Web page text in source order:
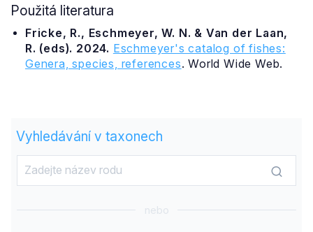
Použitá literatura
Fricke, R., Eschmeyer, W. N. & Van der Laan,
R. (eds). 2024. Eschmeyer's catalog of fishes:
Genera, species, references. World Wide Web.
Vyhledávání v taxonech
nebo